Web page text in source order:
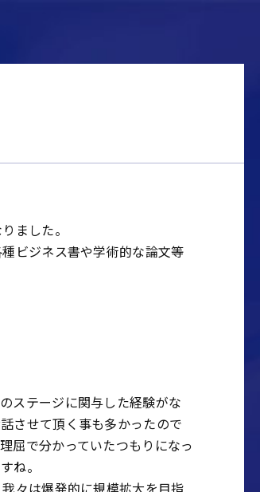
ました。
ビジネス書や学術的な論文等
ステージに関与した経験がな
させて頂く事も多かったので
屈で分かっていたつもりになっ
ね。